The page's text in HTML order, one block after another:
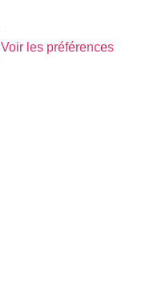
Voir les préférences